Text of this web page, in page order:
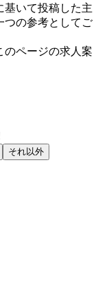
いて投稿した主
つの参考としてご
ページの求人案
それ以外